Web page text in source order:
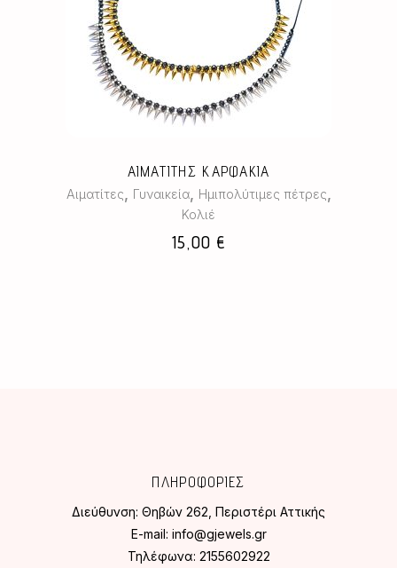
πολλαπλές
παραλλαγές.
Οι
να
επιλεγούν
στη
σελίδα
ΑΙΜΑΤΙΤΗΣ ΚΑΡΦΑΚΙΑ
Αιματίτες, Γυναικεία, Ημιπολύτιμες πέτρες,
Κολιέ
15,00 €
ΠΛΗΡΟΦΟΡΙΕΣ
Διεύθυνση: Θηβών 262, Περιστέρι Αττικής
E-mail: info@gjewels.gr
Τηλέφωνα: 2155602922